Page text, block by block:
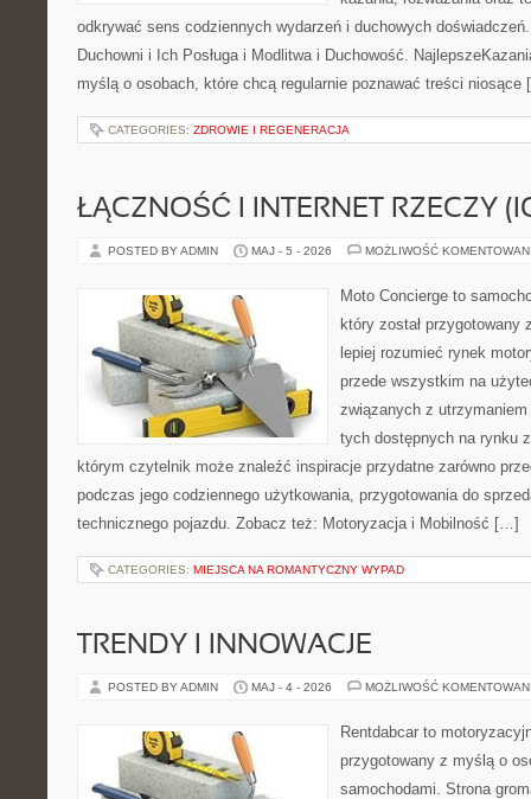
odkrywać sens codziennych wydarzeń i duchowych
Duchowni i Ich Posługa i Modlitwa i Duchowość.
myślą o osobach, które chcą regularnie poznawać treści
CATEGORIES: ZDROWIE I REGENERACJA
ŁĄCZNOŚĆ I INTERNET RZECZY
POSTED BY ADMIN MAJ - 5 - 2026 MOŻLIWOŚĆ
Moto Concierge to
który został
lepiej rozumieć rynek
przede wszystkim na
związanych z utrzymaniem
tych dostępnych na rynku
którym czytelnik może znaleźć inspiracje przydatne zarówno
podczas jego codziennego użytkowania, przygotowania do
technicznego pojazdu. Zobacz też: Motoryzacja i Mobilność […]
CATEGORIES: MIEJSCA NA ROMANTYCZNY WYPAD
TRENDY I INNOWACJE
POSTED BY ADMIN MAJ - 4 - 2026 MOŻLIWOŚĆ
Rentdabcar to
przygotowany z myślą o
samochodami. Strona